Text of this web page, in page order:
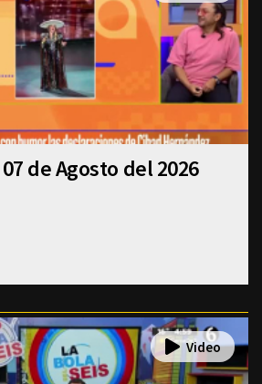
de Agosto del 2026